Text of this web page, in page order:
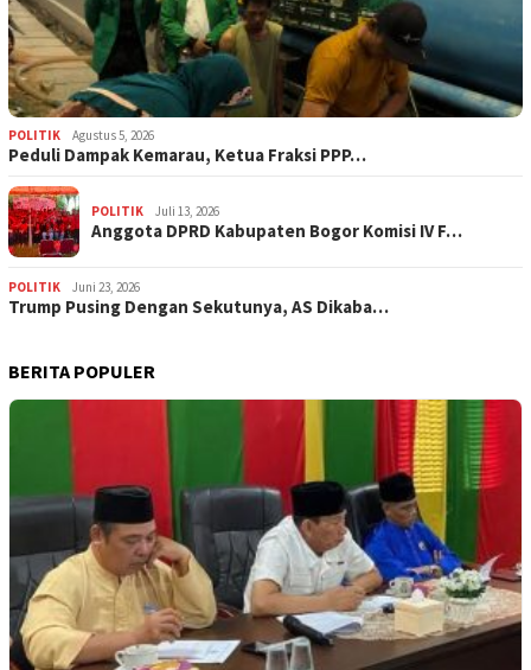
POLITIK Agustus 5, 2026
‎Peduli Dampak Kemarau, Ketua Fraksi PPP…
POLITIK Juli 13, 2026
Anggota DPRD Kabupaten Bogor Komisi IV F…
POLITIK Juni 23, 2026
Trump Pusing Dengan Sekutunya, AS Dikaba…
BERITA POPULER